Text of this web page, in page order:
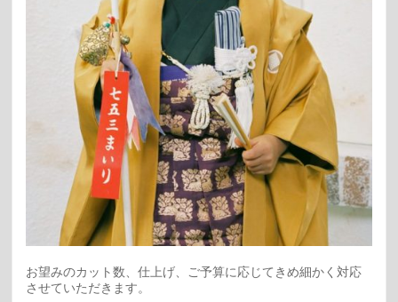
お望みのカット数、仕上げ、ご予算に応じてきめ細かく対応
させていただきます。